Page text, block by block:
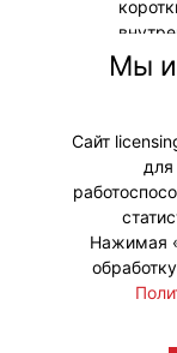
#Интервью
Мы
Сайт
для
Нажимая